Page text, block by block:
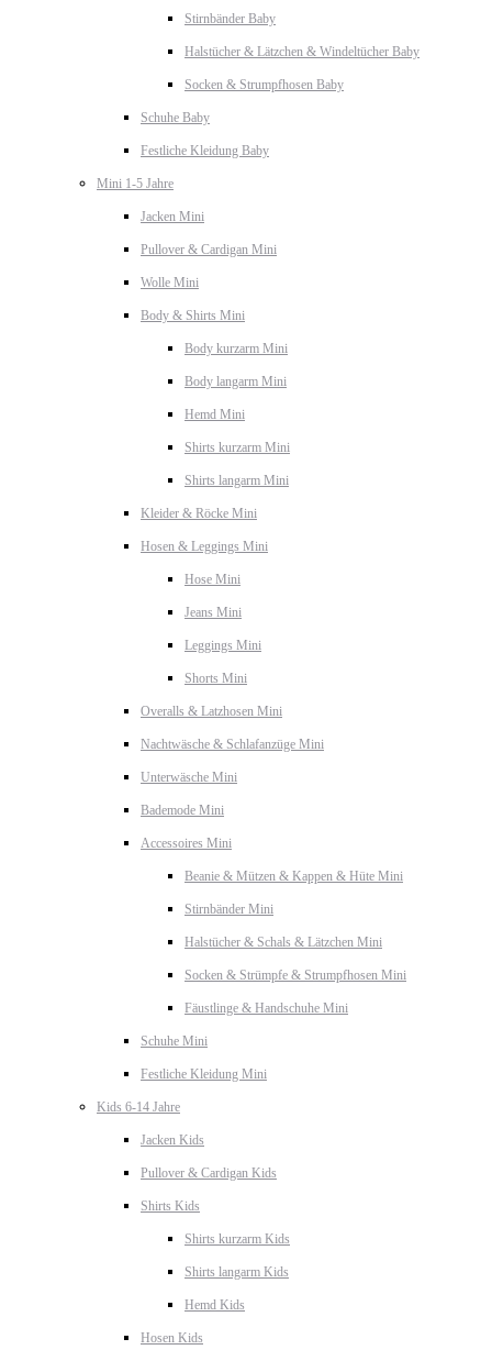
Stirnbänder Baby
Halstücher & Lätzchen & Windeltücher Baby
Socken & Strumpfhosen Baby
Schuhe Baby
Festliche Kleidung Baby
Mini 1-5 Jahre
Jacken Mini
Pullover & Cardigan Mini
Wolle Mini
Body & Shirts Mini
Body kurzarm Mini
Body langarm Mini
Hemd Mini
Shirts kurzarm Mini
Shirts langarm Mini
Kleider & Röcke Mini
Hosen & Leggings Mini
Hose Mini
Jeans Mini
Leggings Mini
Shorts Mini
Overalls & Latzhosen Mini
Nachtwäsche & Schlafanzüge Mini
Unterwäsche Mini
Bademode Mini
Accessoires Mini
Beanie & Mützen & Kappen & Hüte Mini
Stirnbänder Mini
Halstücher & Schals & Lätzchen Mini
Socken & Strümpfe & Strumpfhosen Mini
Fäustlinge & Handschuhe Mini
Schuhe Mini
Festliche Kleidung Mini
Kids 6-14 Jahre
Jacken Kids
Pullover & Cardigan Kids
Shirts Kids
Shirts kurzarm Kids
Shirts langarm Kids
Hemd Kids
Hosen Kids